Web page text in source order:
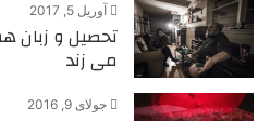
آوریل 5, 2017
تحصیل و زبان
می زند
جولای 9, 2016